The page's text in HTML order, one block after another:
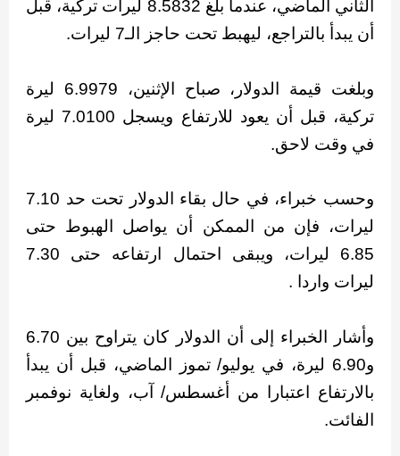
الثاني الماضي، عندما بلغ 8.5832 ليرات تركية، قبل
أن يبدأ بالتراجع، ليهبط تحت حاجز الـ7 ليرات.
وبلغت قيمة الدولار، صباح الإثنين، 6.9979 ليرة
تركية، قبل أن يعود للارتفاع ويسجل 7.0100 ليرة
في وقت لاحق.
وحسب خبراء، في حال بقاء الدولار تحت حد 7.10
ليرات، فإن من الممكن أن يواصل الهبوط حتى
6.85 ليرات، ويبقى احتمال ارتفاعه حتى 7.30
ليرات واردا .
وأشار الخبراء إلى أن الدولار كان يتراوح بين 6.70
و6.90 ليرة، في يوليو/ تموز الماضي، قبل أن يبدأ
بالارتفاع اعتبارا من أغسطس/ آب، ولغاية نوفمبر
الفائت.